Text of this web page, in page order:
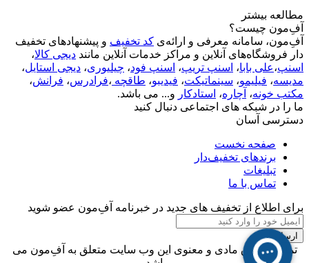
مطالعه بیشتر
آفِ‌مون چیست؟
آفِ‌مون، سامانه معرفی و ارائه‌ی کد تخفیفو پیشنهادهای تخفیف
دار فروشگاه‌های آنلاین و مراکز خدمات آنلاین مانند دیجی کالا،
اسنپ،علی بابا، اسنپ تریپ، اسنپ فود، چیلیوری، دیجی استایل،
مدیسه، فیلیمو، سینماتیکت، فیدیبو، طاقچه ،فرادرس، فرانش،
مکتب خونه، آچاره، استادکار و... می باشد.
ما را در شبکه های اجتماعی دنبال کنید
دسترسی آسان
صفحه نخست
برندهای تخفیف‌دار
تبلیغات
تماس با ما
برای اطلاع از تخفیف های جدید در خبرنامه آفِ‌مون عضو شوید
ارسال
تمامی حقوق مادی و معنوی این وب سایت متعلق به آفِ‌مون می